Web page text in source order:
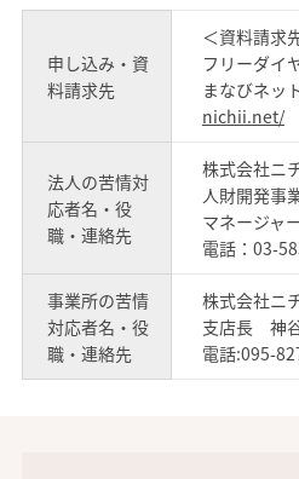
申し込み・資
料請求先
＜資料請求
フリーダイ
まなびネッ
nichii.net/
法人の苦情対
応者名・役
職・連絡先
株式会社ニ
人財開発事
マネージャ
電話：03-
事業所の苦情
対応者名・役
職・連絡先
株式会社ニ
支店長 神
電話:095-